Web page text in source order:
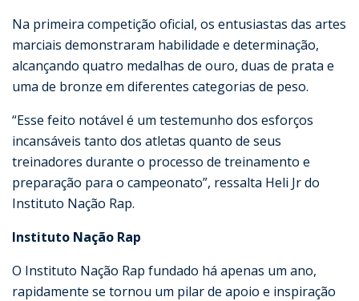
Na primeira competição oficial, os entusiastas das artes
marciais demonstraram habilidade e determinação,
alcançando quatro medalhas de ouro, duas de prata e
uma de bronze em diferentes categorias de peso.
“Esse feito notável é um testemunho dos esforços
incansáveis tanto dos atletas quanto de seus
treinadores durante o processo de treinamento e
preparação para o campeonato”, ressalta Heli Jr do
Instituto Nação Rap.
Instituto Nação Rap
O Instituto Nação Rap fundado há apenas um ano,
rapidamente se tornou um pilar de apoio e inspiração